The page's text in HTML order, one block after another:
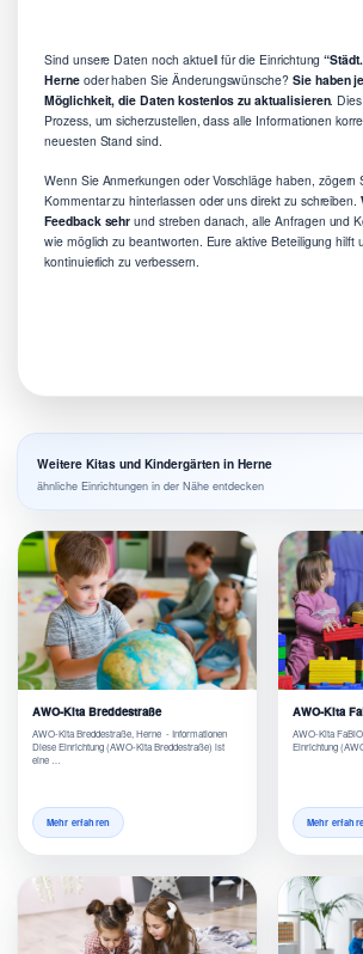
Sind unsere Daten noch aktuell für die Einrichtung
Herneoder haben Sie Änderungswünsche? Sie haben
Möglichkeit, die Daten kostenlos zu aktualisieren.
Prozess, um sicherzustellen, dass alle Informationen
neuesten Stand sind.
Wenn Sie Anmerkungen oder Vorschläge haben, zögern
Kommentar zu hinterlassen oder uns direkt zu schreiben.
Feedback sehr und streben danach, alle Anfragen und
wie möglich zu beantworten. Eure aktive Beteiligung hilft
kontinuierlich zu verbessern.
Weitere Kitas und Kindergärten in Herne
ähnliche Einrichtungen in der Nähe entdecken
AWO-Kita Breddestraße
AWO-Kita Breddestraße, Herne - Informationen
Diese Einrichtung (AWO-Kita Breddestraße) ist
eine …
Mehr erfahren
AWO-Kita
AWO-Kita
Einrichtung
Mehr